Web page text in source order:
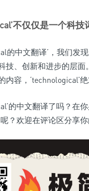
不仅仅是一个科技
的中文翻译’，我们发
技、创新和进步的层
容，‘technological’
的中文翻译了吗？在
？欢迎在评论区分享